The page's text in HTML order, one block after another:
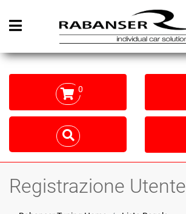
Open menu
0
Registrazione Utente